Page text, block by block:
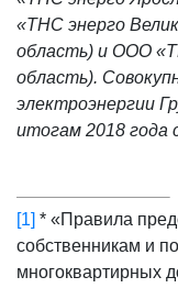
«ТНС энерго
область) и ООО
область).
электроэнергии
итогам 2018 года
[1] * «Правила
собственникам и
многоквартирных